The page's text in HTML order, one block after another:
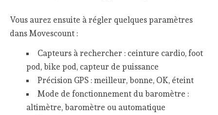
Vous aurez ensuite à régler quelques paramètres
dans Movescount :
Capteurs à rechercher : ceinture cardio, foot
pod, bike pod, capteur de puissance
Précision GPS : meilleur, bonne, OK, éteint
Mode de fonctionnement du baromètre :
altimètre, baromètre ou automatique